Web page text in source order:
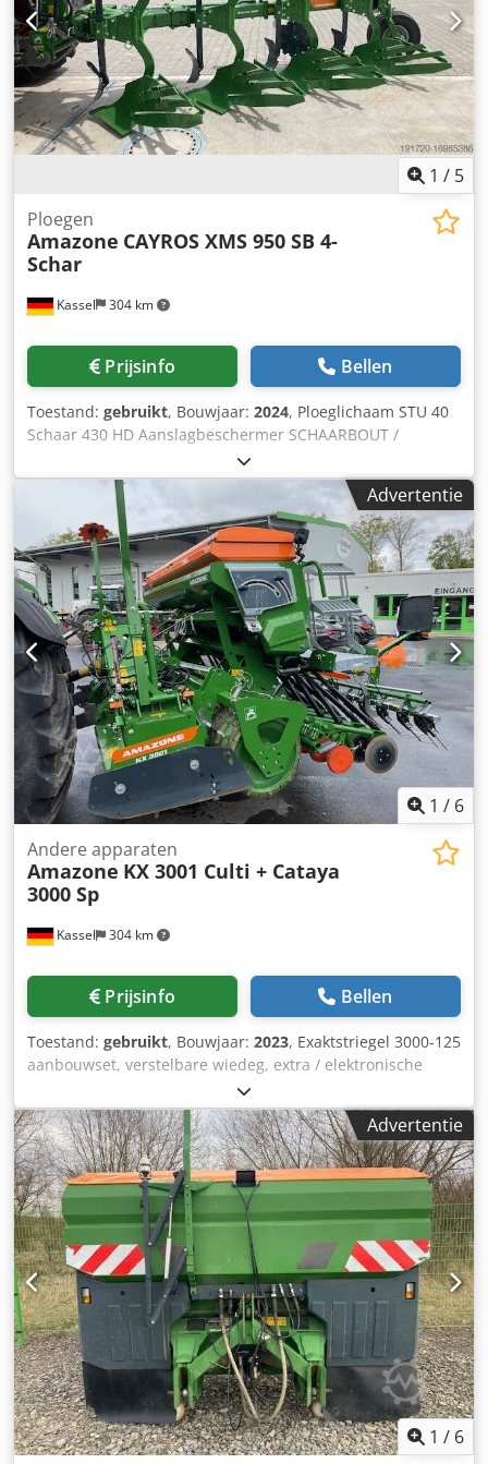
1 / 5
Kassel 304 km
Ploegen
Amazone CAYROS XMS 950 SB 4-
Schar
Prijsinfo Bellen
Toestand: gebruikt, Bouwjaar: 2024, Ploeglichaam STU 40
Schaar 430 HD Aanslagbeschermer SCHAARBOUT /
Advertentie
1 / 6
Kassel 304 km
Andere apparaten
Amazone KX 3001 Culti + Cataya
3000 Sp
Prijsinfo Bellen
Toestand: gebruikt, Bouwjaar: 2023, Exaktstriegel 3000-125
aanbouwset, verstelbare wiedeg, extra / elektronische
spooraanduiding 3000 AmaDrill 2 voor Cataya, radarsensor
/ internationaal, analoge werkpositie sensor, elektrische
werkgangenschakeling / stuurventiel en hydraulische
werkgangen. Chedpfxotgpggs Afwoa
Advertentie
1 / 6